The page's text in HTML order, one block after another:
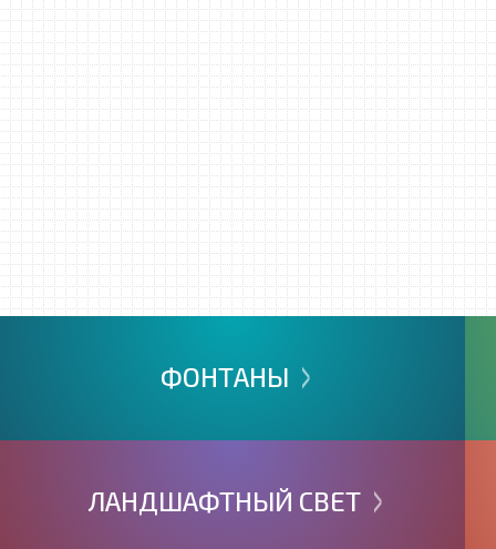
ФОНТАНЫ >
ЛАНДШАФТНЫЙ СВЕТ >